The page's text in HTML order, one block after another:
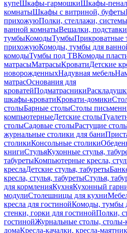
купеШкафы-гармошкиШкафы-
комнатыШкафы с витриной, буфеты
прихожуюПолки, стеллажи,
ванной комнатыВешалки,
тумбыКомодыТумбыПрикроватные
прихожуюКомоды, тумбы для
комодыТумбы под ТВКомоды
матрасыМатрасыКроватиДетские
новорожденныхНадувная мебель
матрасОснования для
кроватейПодматрасники
шкафы-кроватиКровати-домики
столыБарные столыСтолы
компьютерныеДетские столы
столыСадовые столыРастущие
журнальные столики для бани
столикиКонсольные столики
книгиСтульяКухонные стулья,
табуретыКомпьютерные кресла,
креслаДетские стулья, табуреты
кресла, стулья, табуретыСтулья,
для кормленияКухняКухонный
модулиСтолешницы для кухни
кресла для гостинойКомоды, тумбы
стенки, горки для гостинойПолки,
гостинойЖурнальные столы, столы-
домаКресла-качалки, кресла-